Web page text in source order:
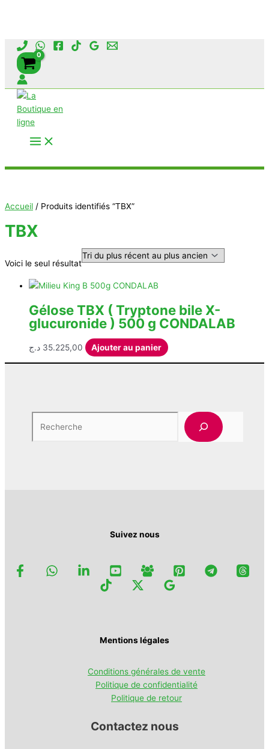
Aller
contenu
Accueil / Produits identifiés “TBX”
TBX
Voici le seul résultat
Gélose TBX ( Tryptone bile X-
glucuronide ) 500 g CONDALAB
35.225,00 د.ج Ajouter au panier
Suivez nous
Mentions légales
Conditions générales de vente
Politique de confidentialité
Politique de retour
Contactez nous